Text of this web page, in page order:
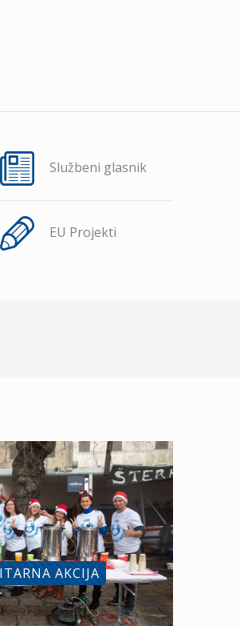
Službeni glasnik
EU Projekti
AKCIJA